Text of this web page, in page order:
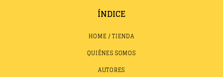
ÍNDICE
HOME / TIENDA
QUIÉNES SOMOS
AUTORES